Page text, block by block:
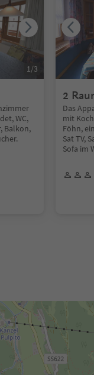
WC,
Balkon,
1/3
2
Das
mit
Föhn,
Sat TV,
Sofa im